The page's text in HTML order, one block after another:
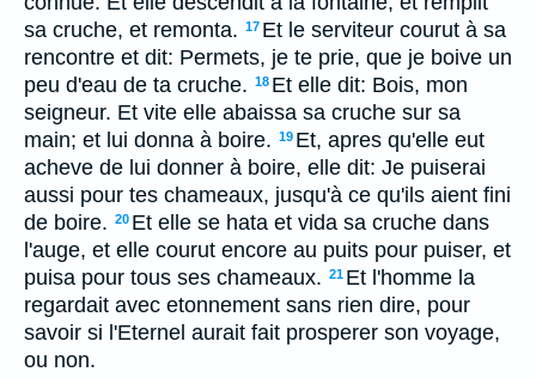
sa cruche, et remonta. 17 Et le serviteur courut à sa
rencontre et dit: Permets, je te prie, que je boive un
peu d'eau de ta cruche. 18 Et elle dit: Bois, mon
seigneur. Et vite elle abaissa sa cruche sur sa
main; et lui donna à boire. 19 Et, apres qu'elle eut
acheve de lui donner à boire, elle dit: Je puiserai
aussi pour tes chameaux, jusqu'à ce qu'ils aient fini
de boire. 20 Et elle se hata et vida sa cruche dans
l'auge, et elle courut encore au puits pour puiser, et
puisa pour tous ses chameaux. 21 Et l'homme la
regardait avec etonnement sans rien dire, pour
savoir si l'Eternel aurait fait prosperer son voyage,
ou non.